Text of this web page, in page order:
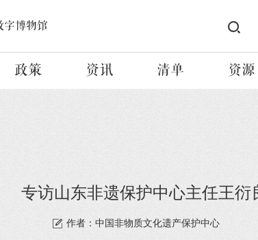
字博物馆
政策 资讯 清单 资源
专访山东非遗保护中心主任王衍
作者：中国非物质文化遗产保护中心